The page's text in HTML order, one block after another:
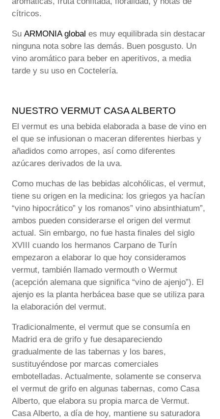
cítricos.
Su ARMONIA global es muy equilibrada sin destacar
ninguna nota sobre las demás. Buen posgusto. Un
vino aromático para beber en aperitivos, a media
tarde y su uso en Coctelería.
NUESTRO VERMUT CASA ALBERTO
El vermut es una bebida elaborada a base de vino en
el que se infusionan o maceran diferentes hierbas y
añadidos como arropes, así como diferentes
azúcares derivados de la uva.
Como muchas de las bebidas alcohólicas, el vermut,
tiene su origen en la medicina: los griegos ya hacían
“vino hipocrático” y los romanos” vino absinthiatum”,
ambos pueden considerarse el origen del vermut
actual. Sin embargo, no fue hasta finales del siglo
XVIII cuando los hermanos Carpano de Turín
empezaron a elaborar lo que hoy consideramos
vermut, también llamado vermouth o Wermut
(acepción alemana que significa “vino de ajenjo”). El
ajenjo es la planta herbácea base que se utiliza para
la elaboración del vermut.
Tradicionalmente, el vermut que se consumía en
Madrid era de grifo y fue desapareciendo
gradualmente de las tabernas y los bares,
sustituyéndose por marcas comerciales
embotelladas. Actualmente, solamente se conserva
el vermut de grifo en algunas tabernas, como Casa
Alberto, que elabora su propia marca de Vermut.
Casa Alberto, a día de hoy, mantiene su saturadora